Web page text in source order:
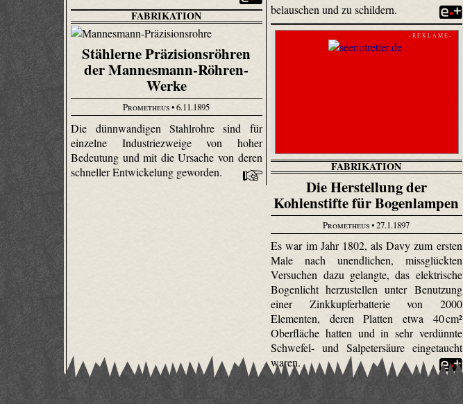
belauschen und zu schildern.
FABRIKATION
Stählerne Präzisionsröhren
der Mannesmann-Röhren-
Werke
Prometheus• 6.11.1895
Die dünnwandigen Stahlrohre sind für
einzelne Industriezweige von hoher
Bedeutung und mit die Ursache von deren
schneller Entwickelung geworden.
- R E K L A M E -
FABRIKATION
Die Herstellung der
Kohlenstifte für Bogenlampen
Prometheus• 27.1.1897
Es war im Jahr 1802, als Davy zum ersten
Male nach unendlichen, missglückten
Versuchen dazu gelangte, das elektrische
Bogenlicht herzustellen unter Benutzung
einer Zinkkupferbatterie von 2000
Elementen, deren Platten etwa 40 cm²
Oberfläche hatten und in sehr verdünnte
Schwefel- und Salpetersäure eingetaucht
waren.